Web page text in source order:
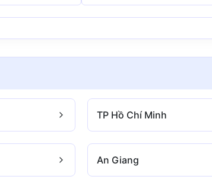
TP Hồ Chí Minh
An Giang